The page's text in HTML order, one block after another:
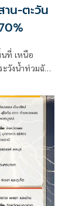
น-ตะวัน
ที่ เหนือ
วังน้ำท่วมฉับ
ฝั่ง ส่วนไต้ฝุ่น